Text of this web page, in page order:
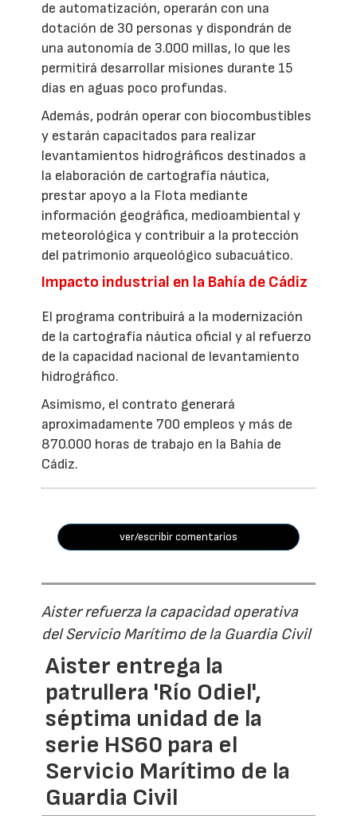
de automatización, operarán con una
dotación de 30 personas y dispondrán de
una autonomía de 3.000 millas, lo que les
permitirá desarrollar misiones durante 15
días en aguas poco profundas.
Además, podrán operar con biocombustibles
y estarán capacitados para realizar
levantamientos hidrográficos destinados a
la elaboración de cartografía náutica,
prestar apoyo a la Flota mediante
información geográfica, medioambiental y
meteorológica y contribuir a la protección
del patrimonio arqueológico subacuático.
Impacto industrial en la Bahía de Cádiz
El programa contribuirá a la modernización
de la cartografía náutica oficial y al refuerzo
de la capacidad nacional de levantamiento
hidrográfico.
Asimismo, el contrato generará
aproximadamente 700 empleos y más de
870.000 horas de trabajo en la Bahía de
Cádiz.
ver/escribir comentarios
Aister refuerza la capacidad operativa
del Servicio Marítimo de la Guardia Civil
Aister entrega la
patrullera 'Río Odiel',
séptima unidad de la
serie HS60 para el
Servicio Marítimo de la
Guardia Civil